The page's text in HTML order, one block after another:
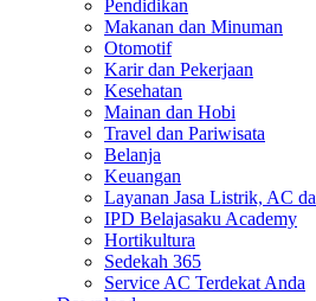
Pendidikan
Makanan dan Minuman
Otomotif
Karir dan Pekerjaan
Kesehatan
Mainan dan Hobi
Travel dan Pariwisata
Belanja
Keuangan
Layanan Jasa Listrik, AC
IPD Belajasaku Academy
Hortikultura
Sedekah 365
Service AC Terdekat Anda